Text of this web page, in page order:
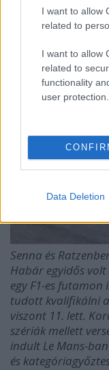
I want to allow
related to
I want to allow
related to
functionality
user protection.
Data Deletion
Senna és
Habár egyidős
egy F1-es
tudott kvalifikálni
viszont 11. lett.
szériák mellett
indult Le Mans-
és